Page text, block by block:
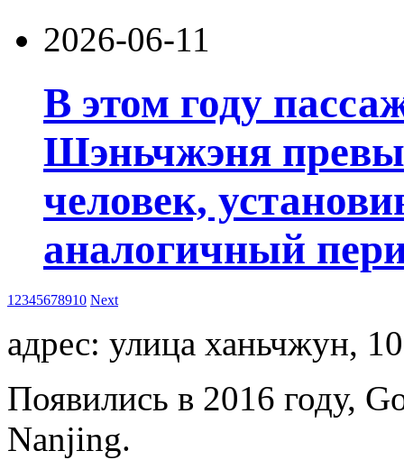
2026-06-11
В этом году
Шэньчжэня
человек,
аналогичный
1 2345678910 Next
адрес: улица ханьчжун,
Появились в 2016 году,
Nanjing.